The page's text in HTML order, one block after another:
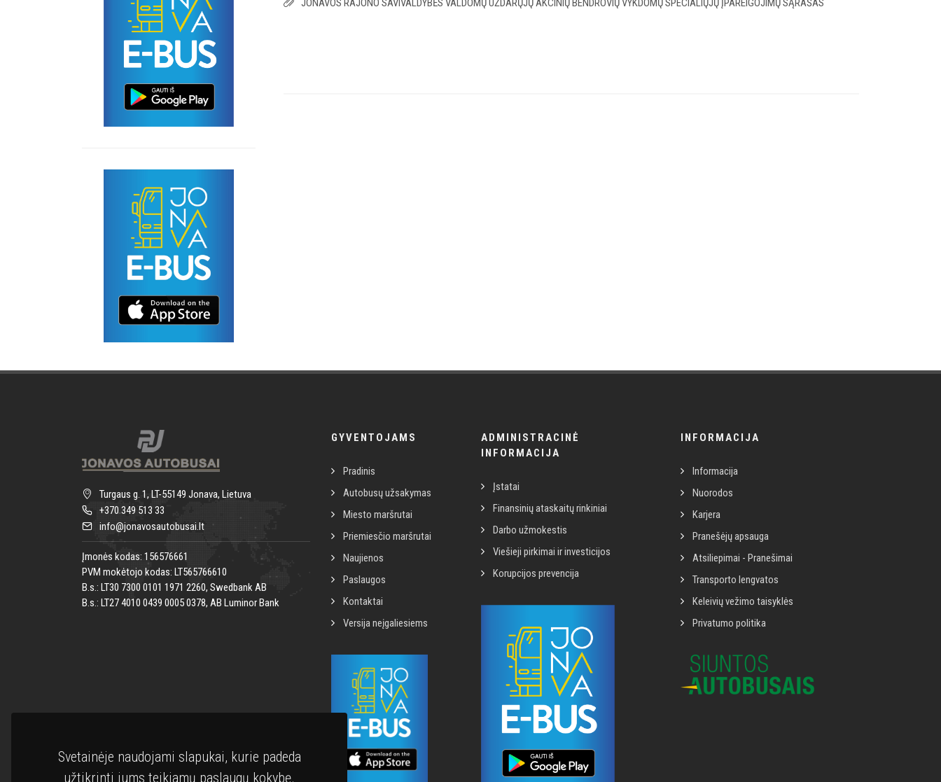
Svetainėje naudojami slapukai, kurie padeda
užtikrinti jums teikiamų paslaugų kokybę.
JONAVOS RAJONO SAVIVALDYBĖS VALDOMŲ UŽDARŲJŲ AKCINIŲ BENDROVIŲ VYKDOMŲ SPECIALIŲJŲ ĮPAREIGOJIMŲ SĄRAŠAS
Turgaus g. 1, LT-55149 Jonava, Lietuva
+370 349 513 33
info@jonavosautobusai.lt
Įmonės kodas: 156576661
PVM mokėtojo kodas: LT565766610
B.s.: LT30 7300 0101 1971 2260, Swedbank AB
B.s.: LT27 4010 0439 0005 0378, AB Luminor Bank
GYVENTOJAMS
Pradinis
Autobusų užsakymas
Miesto maršrutai
Priemiesčio maršrutai
Naujienos
Paslaugos
Kontaktai
Versija neįgaliesiems
ADMINISTRACINĖ
INFORMACIJA
Įstatai
Finansinių ataskaitų rinkiniai
Darbo užmokestis
Viešieji pirkimai ir investicijos
Korupcijos prevencija
INFORMACIJA
Informacija
Nuorodos
Karjera
Pranešėjų apsauga
Atsiliepimai - Pranešimai
Transporto lengvatos
Keleivių vežimo taisyklės
Privatumo politika